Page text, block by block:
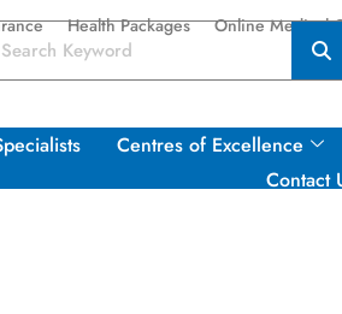
Health Packages Online Medical
Centres of Excellence
Contact